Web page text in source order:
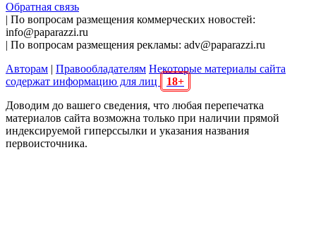
Обратная связь
| По вопросам размещения коммерческих новостей:
info@paparazzi.ru
| По вопросам размещения рекламы: adv@paparazzi.ru
Авторам | Правообладателям Некоторые материалы сайта
содержат информацию для лиц
18+
Доводим до вашего сведения, что любая перепечатка
материалов сайта возможна только при наличии прямой
индексируемой гиперссылки и указания названия
первоисточника.